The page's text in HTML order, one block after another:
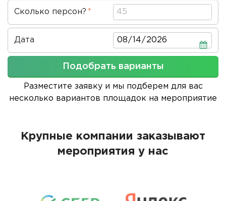
Сколько персон?
Дата Дата
Подобрать варианты
Разместите заявку и мы подберем для вас
несколько вариантов площадок на мероприятие
Крупные компании заказывают
мероприятия у нас